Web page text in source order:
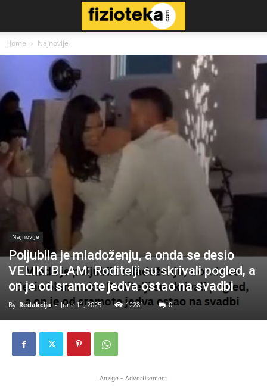
Home Najnovije
Najnovije
Poljubila je mladoženju, a onda se desio
VELIKI BLAM: Roditelji su skrivali pogled, a
on je od sramote jedva ostao na svadbi
By Redakcija - June 11, 2025 12281 0
Anzige - Advertisement